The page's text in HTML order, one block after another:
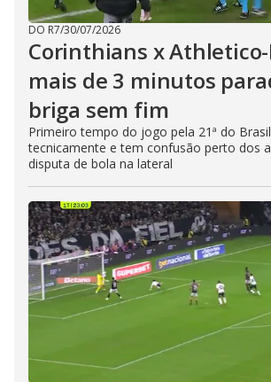
DO R7/30/07/2026
Corinthians x Athletico-
mais de 3 minutos
briga sem fim
Primeiro tempo do jogo pela 21ª do
tecnicamente e tem confusão perto dos
disputa de bola na lateral